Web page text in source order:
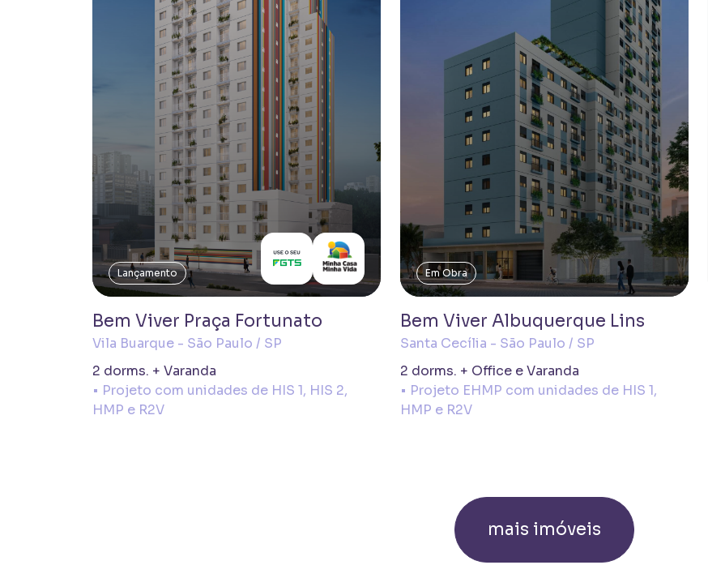
Lançamento
Bem Viver Praça Fortunato
Vila Buarque - São Paulo / SP
2 dorms. + Varanda
• Projeto com unidades de HIS 1, HIS 2,
HMP e R2V
Em Obra
Bem Viver Albuquerque Lins
Santa Cecília - São Paulo / SP
2 dorms. + Office e Varanda
• Projeto EHMP com unidades de HIS 1,
HMP e R2V
mais imóveis